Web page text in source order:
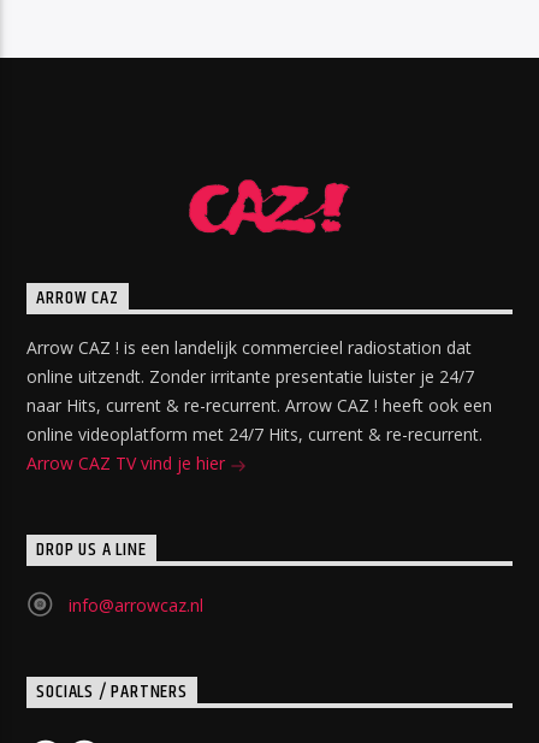
ARROW CAZ
Arrow CAZ ! is een landelijk commercieel radiostation dat
online uitzendt. Zonder irritante presentatie luister je 24/7
naar Hits, current & re-recurrent. Arrow CAZ ! heeft ook een
online videoplatform met 24/7 Hits, current & re-recurrent.
Arrow CAZ TV vind je hier
DROP US A LINE
info@arrowcaz.nl
SOCIALS / PARTNERS